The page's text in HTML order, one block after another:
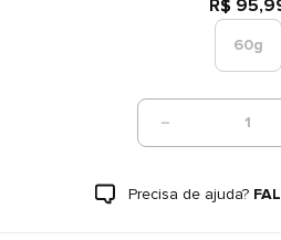
R$
60g
1
Precisa de ajuda?